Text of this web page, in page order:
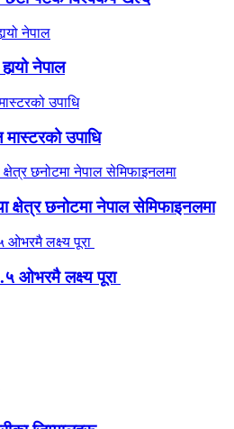
नेपाल
उपाधि
क्षेत्र छनोटमा नेपाल सेमिफाइनलमा
ओभरमै लक्ष्य पूरा